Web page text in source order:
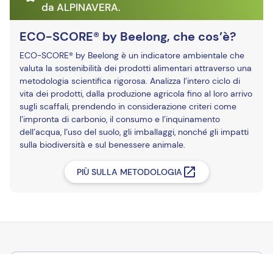
da ALPINAVERA.
ECO-SCORE® by Beelong, che cos’è?
ECO-SCORE® by Beelong è un indicatore ambientale che
valuta la sostenibilità dei prodotti alimentari attraverso una
metodologia scientifica rigorosa. Analizza l’intero ciclo di
vita dei prodotti, dalla produzione agricola fino al loro arrivo
sugli scaffali, prendendo in considerazione criteri come
l’impronta di carbonio, il consumo e l’inquinamento
dell’acqua, l’uso del suolo, gli imballaggi, nonché gli impatti
sulla biodiversità e sul benessere animale.
PIÙ SULLA METODOLOGIA